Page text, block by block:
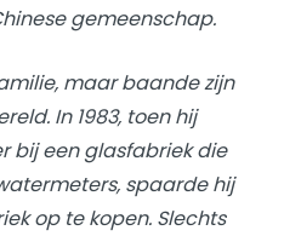
gemeenschap.
maar baande zijn
In 1983, toen hij
bij een glasfabriek die
spaarde hij
op te kopen. Slechts